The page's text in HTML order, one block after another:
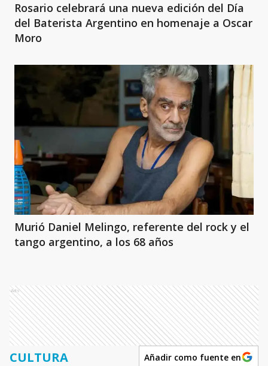
Rosario celebrará una nueva edición del Día
del Baterista Argentino en homenaje a Oscar
Moro
Murió Daniel Melingo, referente del rock y el
tango argentino, a los 68 años
Ads
CULTURA Añadir como fuente en